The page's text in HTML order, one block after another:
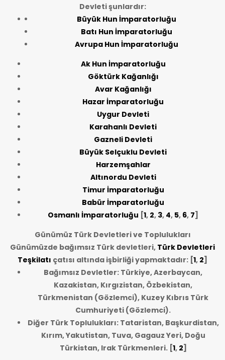
Devleti şunlardır:
Büyük Hun İmparatorluğu
Batı Hun İmparatorluğu
Avrupa Hun İmparatorluğu
Ak Hun İmparatorluğu
Göktürk Kağanlığı
Avar Kağanlığı
Hazar İmparatorluğu
Uygur Devleti
Karahanlı Devleti
Gazneli Devleti
Büyük Selçuklu Devleti
Harzemşahlar
Altınordu Devleti
Timur İmparatorluğu
Babür İmparatorluğu
Osmanlı İmparatorluğu [1, 2, 3, 4, 5, 6, 7]
Günümüz Türk Devletleri ve Toplulukları
Günümüzde bağımsız Türk devletleri, Türk Devletleri
Teşkilatı çatısı altında işbirliği yapmaktadır: [1, 2]
Bağımsız Devletler: Türkiye, Azerbaycan,
Kazakistan, Kırgızistan, Özbekistan,
Türkmenistan (Gözlemci), Kuzey Kıbrıs Türk
Cumhuriyeti (Gözlemci).
Diğer Türk Toplulukları: Tataristan, Başkurdistan,
Kırım, Yakutistan, Tuva, Gagauz Yeri, Doğu
Türkistan, Irak Türkmenleri.[1, 2]